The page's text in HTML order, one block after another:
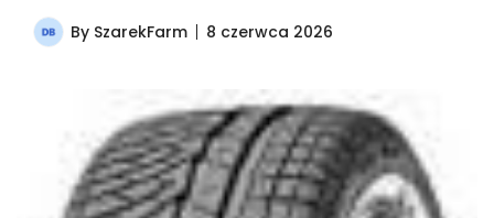
By SzarekFarm 8 czerwca 2026